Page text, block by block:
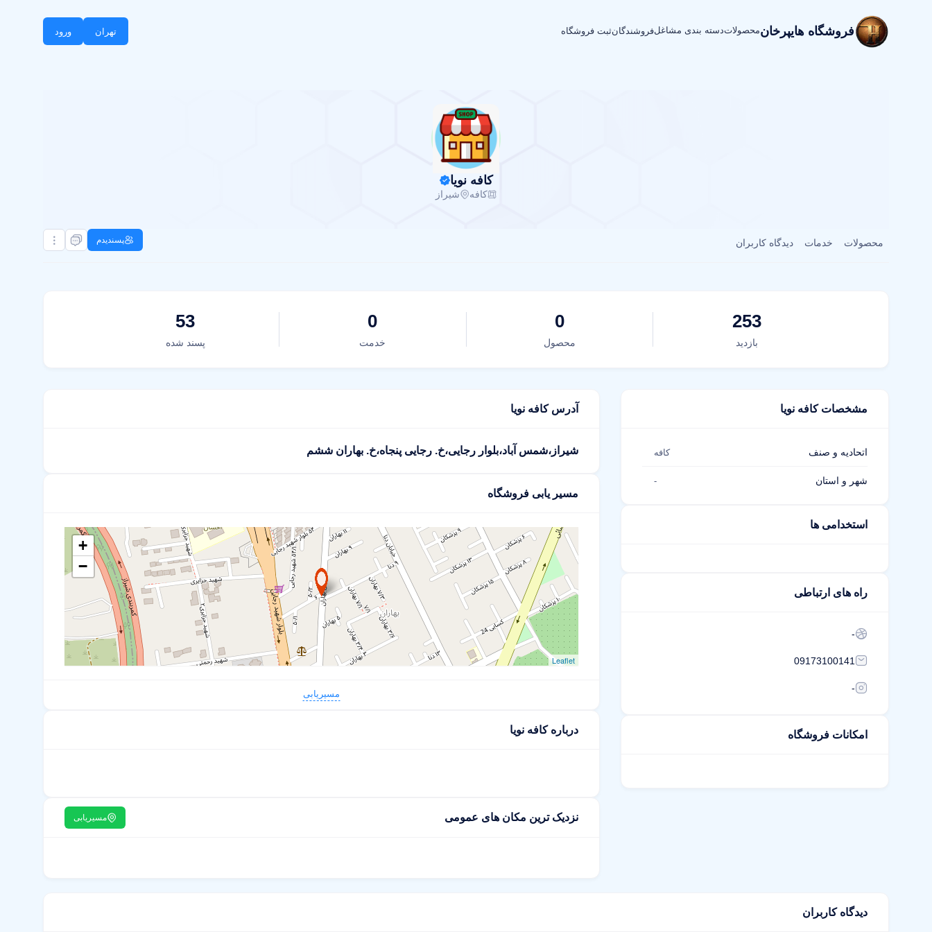
فروشگاه هایپرخانمحصولاتدسته بندی مشاغلفروشندگانثبت فروشگاه تهران ورود
کافه نویا
کافه شیراز
محصولات خدمات دیدگاه کاربران پسندیدم
253
بازدید
0
محصول
0
خدمت
53
پسند شده
مشخصات کافه نویا
اتحادیه و صنف کافه
شهر و استان -
استخدامی ها
راه های ارتباطی
-
09173100141
-
امکانات فروشگاه
آدرس کافه نویا
شیراز،شمس آباد،بلوار رجایی،خ. رجایی پنجاه،خ. بهاران ششم
مسیر یابی فروشگاه
+
−
Leaflet
مسیریابی
درباره کافه نویا
نزدیک ترین مکان های عمومی مسیریابی
دیدگاه کاربران